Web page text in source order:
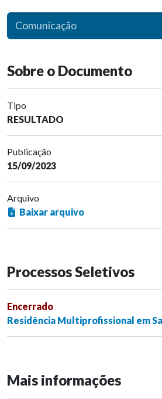
Comunicação
Sobre o Documento
Tipo
RESULTADO
Publicação
15/09/2023
Arquivo
Baixar arquivo
Processos Seletivos
Encerrado
Residência Multiprofissional em
Mais informações